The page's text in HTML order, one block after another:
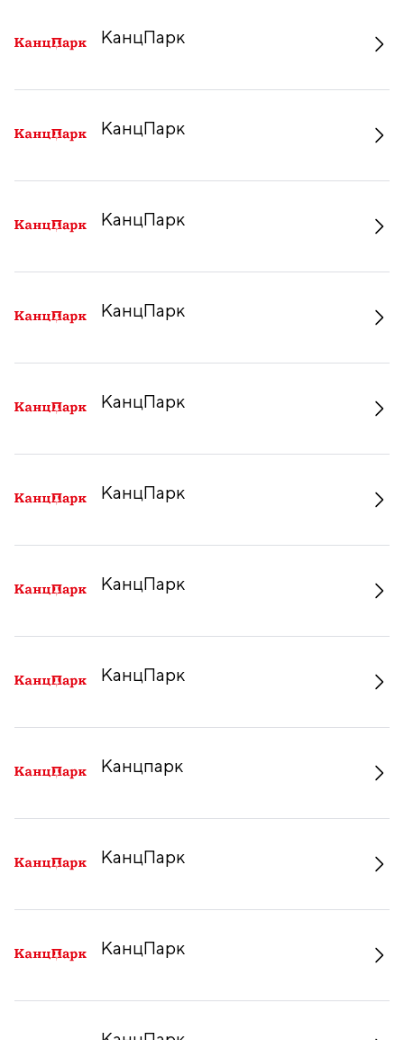
КанцПарк
КанцПарк
КанцПарк
КанцПарк
КанцПарк
КанцПарк
КанцПарк
КанцПарк
Канцпарк
КанцПарк
КанцПарк